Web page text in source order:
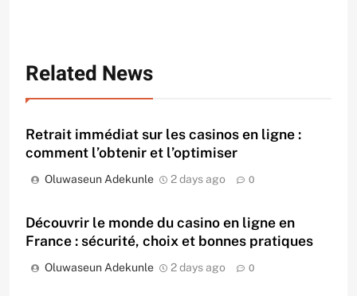
Related News
Retrait immédiat sur les casinos en ligne :
comment l’obtenir et l’optimiser
Oluwaseun Adekunle 2 days ago 0
Découvrir le monde du casino en ligne en
France : sécurité, choix et bonnes pratiques
Oluwaseun Adekunle 2 days ago 0